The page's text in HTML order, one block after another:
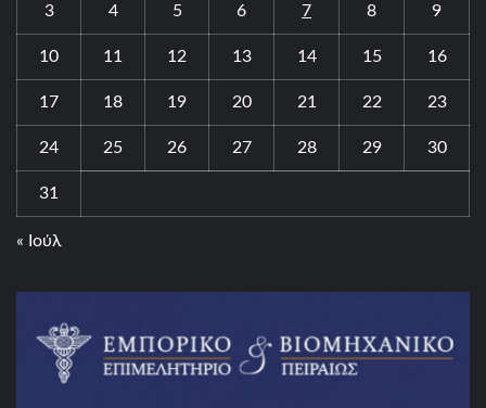
3 4 5 6 7 8 9
10 11 12 13 14 15 16
17 18 19 20 21 22 23
24 25 26 27 28 29 30
31
« Ιούλ